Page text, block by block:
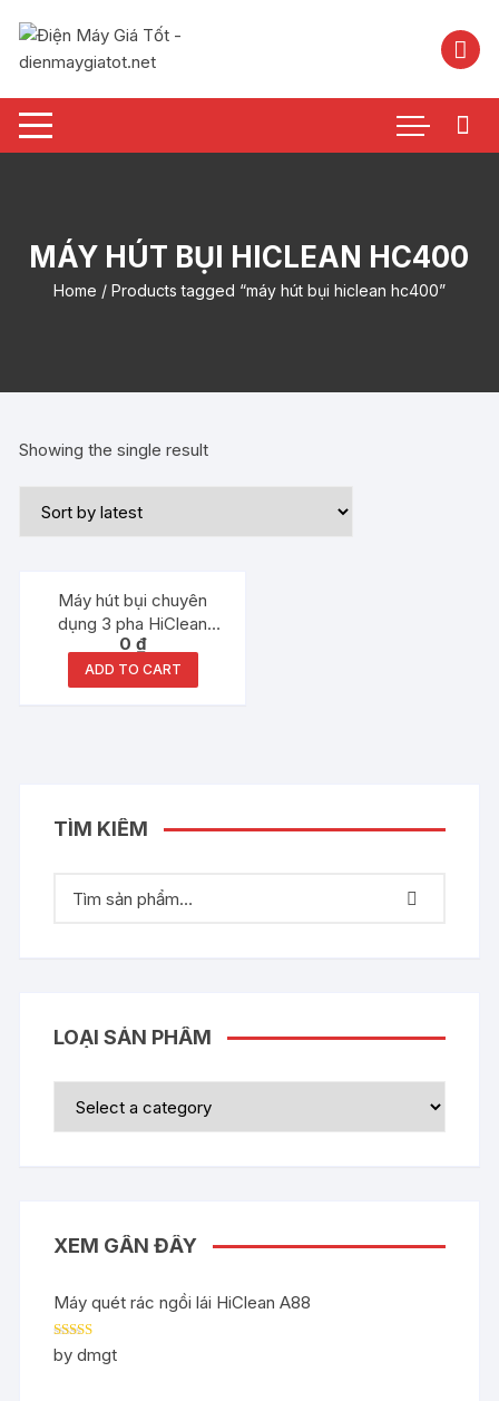
nội
MÁY HÚT BỤI HICLEAN HC400
Home / Products tagged “máy hút bụi hiclean hc400”
Showing the single result
Máy hút bụi chuyên
dụng 3 pha HiClean
HC400
0₫
ADD TO CART
TÌM KIẾM
LOẠI SẢN PHẨM
XEM GẦN ĐÂY
Máy quét rác ngồi lái HiClean A88
Rated5out
of 5
by dmgt